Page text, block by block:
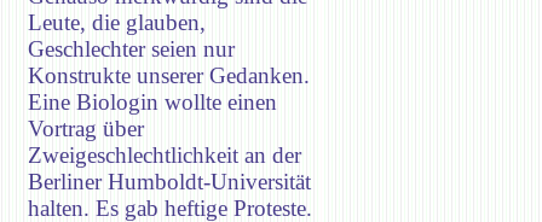
Leute, die glauben,
Geschlechter seien nur
Konstrukte unserer Gedanken.
Eine Biologin wollte einen
Vortrag über
Zweigeschlechtlichkeit an der
Berliner Humboldt-Universität
halten. Es gab heftige Proteste.